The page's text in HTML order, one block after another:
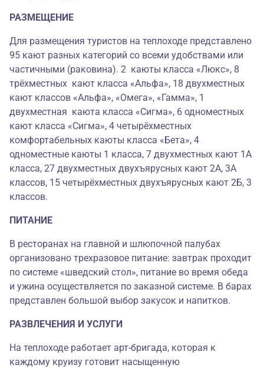
РАЗМЕЩЕНИЕ
Для размещения туристов на теплоходе представлено
95 кают разных категорий со всеми удобствами или
частичными (раковина). 2 каюты класса «Люкс», 8
трёхместных кают класса «Альфа», 18 двухместных
кают классов «Альфа», «Омега», «Гамма», 1
двухместная каюта класса «Сигма», 6 одноместных
кают класса «Сигма», 4 четырёхместных
комфортабельных каюты класса «Бета», 4
одноместные каюты 1 класса, 7 двухместных кают 1А
класса, 27 двухместных двухъярусных кают 2А, 3А
классов, 15 четырёхместных двухъярусных кают 2Б, 3
классов.
ПИТАНИЕ
В ресторанах на главной и шлюпочной палубах
организовано трехразовое питание: завтрак проходит
по системе «шведский стол», питание во время обеда
и ужина осуществляется по заказной системе. В барах
представлен большой выбор закусок и напитков.
РАЗВЛЕЧЕНИЯ И УСЛУГИ
На теплоходе работает арт-бригада, которая к
каждому круизу готовит насыщенную